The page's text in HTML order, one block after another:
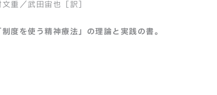
重／武田宙也［訳］
度を使う精神療法」の理論と実践の書。